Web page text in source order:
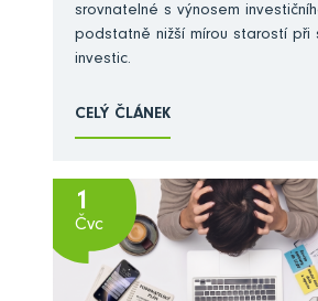
srovnatelné s výnosem
podstatně nižší mírou starostí při
investic.
CELÝ ČLÁNEK
1
Čvc